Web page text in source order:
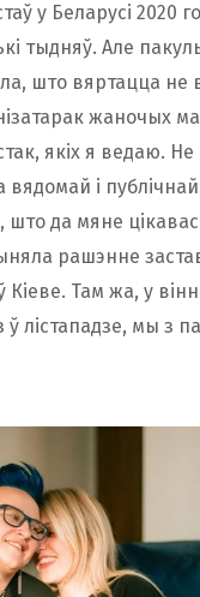
у Беларусі 2020
тыдняў. Але
што вяртацца не
жаночых
якіх я ведаю.
і
што да мяне
рашэнне
Кіеве. Там жа, у
ў лістападзе, мы з